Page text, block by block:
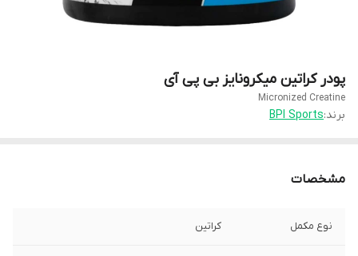
پودر کراتین میکرونایز بی پی آی
Micronized Creatine
برند:BPI Sports
مشخصات
نوع مکمل كراتين